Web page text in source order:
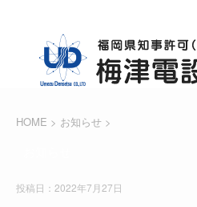
HOME > お知らせ >
投稿日：2022年7月27日